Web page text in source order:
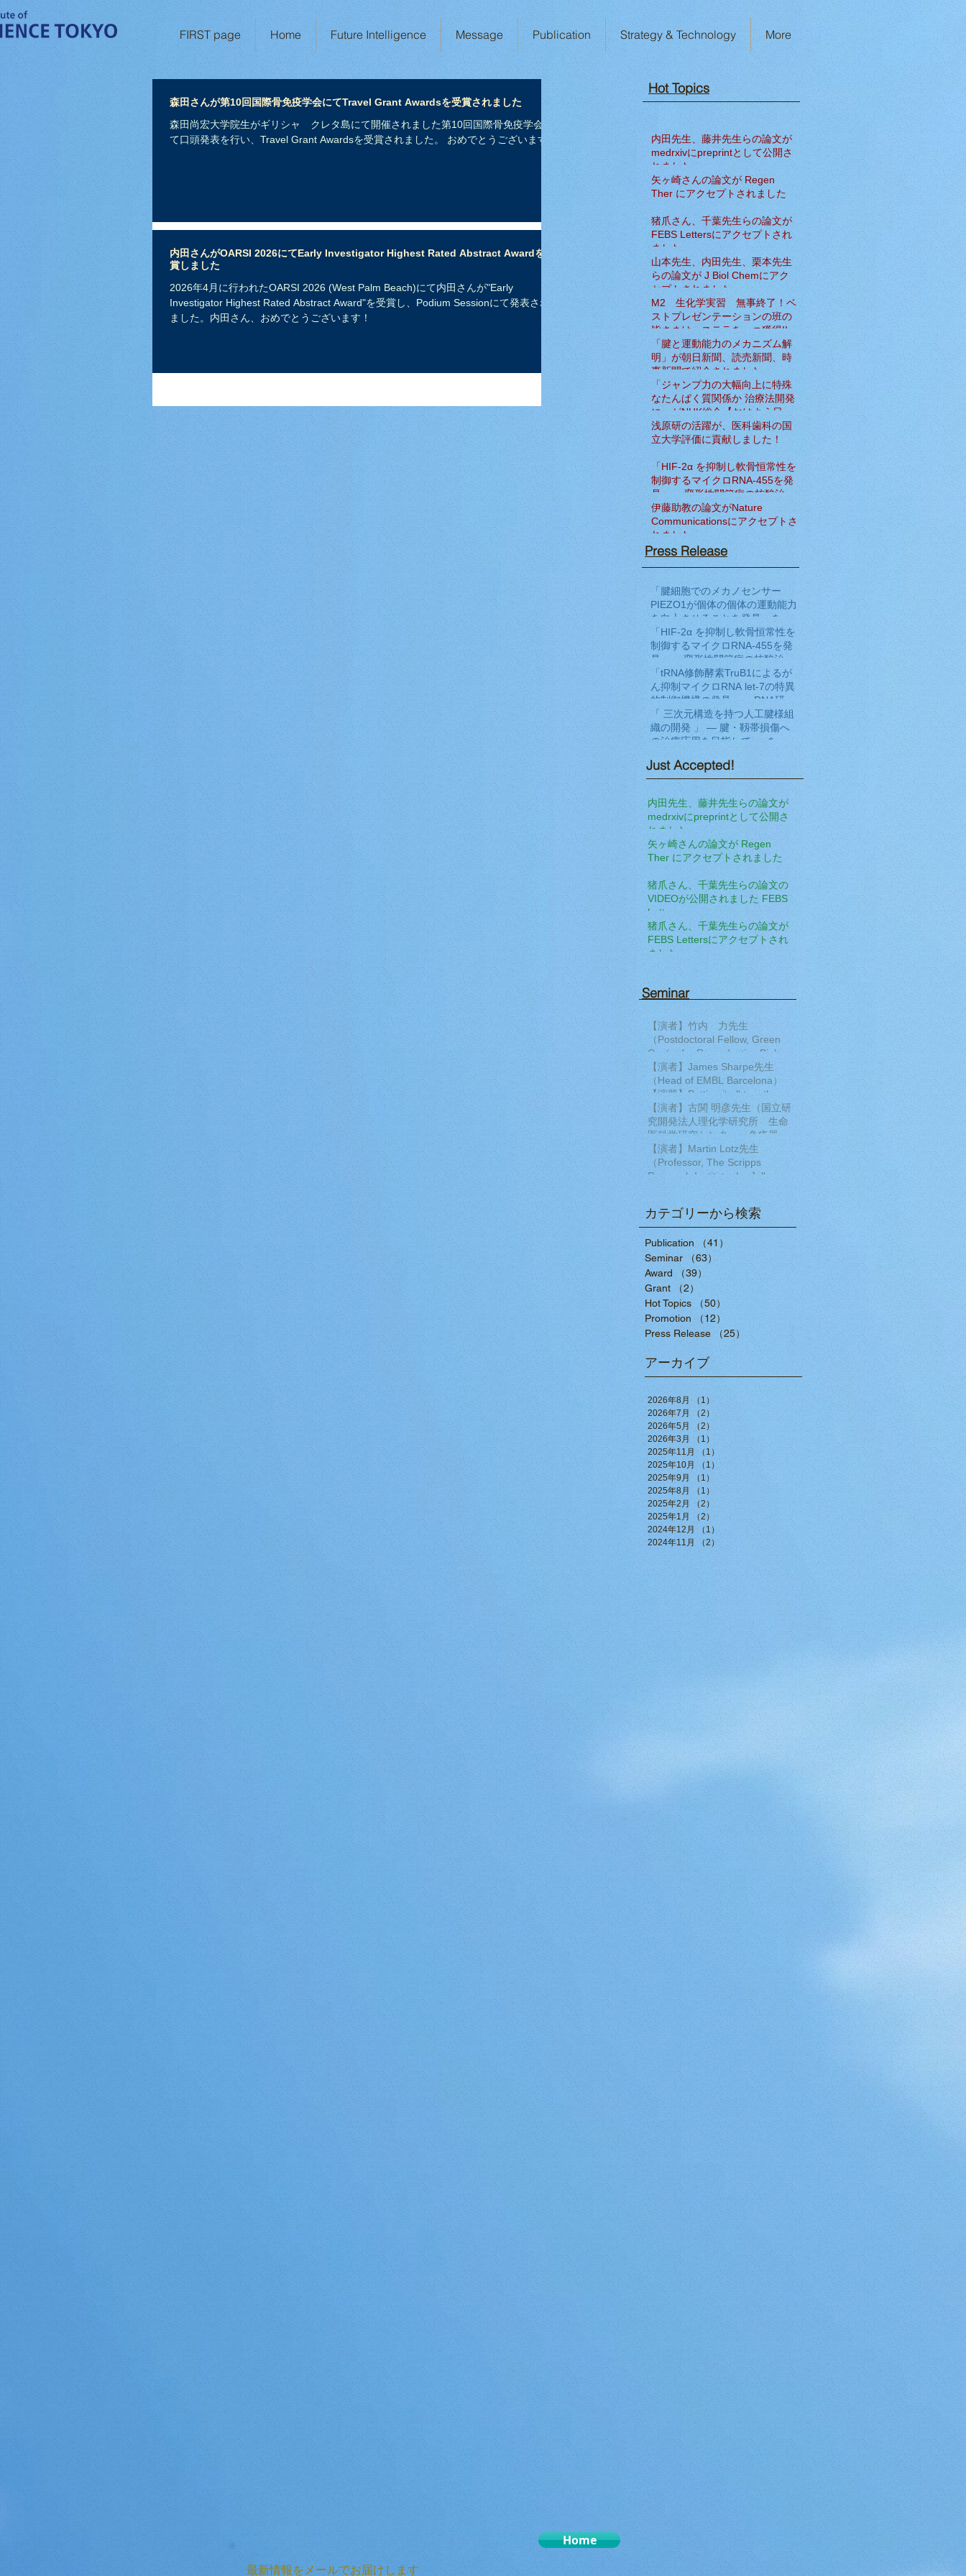
FIRST page Home Future Intelligence Message Publication Strategy & Technology More
森田さんが第10回国際骨免疫学会にてTravel Grant Awardsを受賞されました
森田尚宏大学院生がギリシャ クレタ島にて開催されました第10回国際骨免疫学会に
て口頭発表を行い、Travel Grant Awardsを受賞されました。 おめでとうございます！
内田さんがOARSI 2026にてEarly Investigator Highest Rated Abstract Awardを受
賞しました
2026年4月に行われたOARSI 2026 (West Palm Beach)にて内田さんが"Early
Investigator Highest Rated Abstract Award"を受賞し、Podium Sessionにて発表され
ました。内田さん、おめでとうございます！
最新情報をメールでお届けします
Home
Hot Topics​
内田先生、藤井先生らの論文が
medrxivにpreprintとして公開さ
れました
矢ヶ崎さんの論文が Regen
Ther にアクセプトされました
猪爪さん、千葉先生らの論文が
FEBS Lettersにアクセプトされ
ました
山本先生、内田先生、栗本先生
らの論文が J Biol Chemにアク
セプトされました
M2 生化学実習 無事終了！ベ
ストプレゼンテーションの班の
皆さまは、ステラを一つ獲得!!
「腱と運動能力のメカニズム解
明」が朝日新聞、読売新聞、時
事新聞で紹介されました
「ジャンプ力の大幅向上に特殊
なたんぱく質関係か 治療法開発
に」がNHK総合【おはよう日
本】で紹介されました
浅原研の活躍が、医科歯科の国
立大学評価に貢献しました！
「HIF-2α を抑制し軟骨恒常性を
制御するマイクロRNA-455を発
見」― 変形性関節症の核酸治療
法開発へ期待 ―をNat Commun
に発表
伊藤助教の論文がNature
Communicationsにアクセプトさ
れました
Press Release
「腱細胞でのメカノセンサー
PIEZO1が個体の個体の運動能力
を向上させることを発見」を
Science Translational Medicine
に発表
「HIF-2α を抑制し軟骨恒常性を
制御するマイクロRNA-455を発
見」― 変形性関節症の核酸治療
法開発へ期待 ―をNat Commun
に発表
「tRNA修飾酵素TruB1によるが
ん抑制マイクロRNA let-7の特異
的制御機構の発見」― RNA研究
の新展開と新規がん病態解明へ
の期待 ―をEMBO Jに発表
「 三次元構造を持つ人工腱様組
織の開発 」 ― 腱・靱帯損傷へ
の治療応用を目指して ― を
Frontiers in Cell and
Developmental Biologyに発表
Just Accepted!
内田先生、藤井先生らの論文が
medrxivにpreprintとして公開さ
れました
矢ヶ崎さんの論文が Regen
Ther にアクセプトされました
猪爪さん、千葉先生らの論文の
VIDEOが公開されました FEBS
Letters
猪爪さん、千葉先生らの論文が
FEBS Lettersにアクセプトされ
ました
Seminar​
【演者】竹内 力先生
（Postdoctoral Fellow, Green
Center for Reproductive Biology
Sciences, University of Texas
Southwestern ）【演題】
Transcription factor regulatory
networks during human cardiac
differentiation
【演者】James Sharpe先生
（Head of EMBL Barcelona）
【演題】Putting it all together:
Building a 4D multiscale model
of limb development
【演者】古関 明彦先生（国立研
究開発法人理化学研究所 生命
医科学研究センター 免疫器官
形成研究チーム チームディレ
クター）【演題】ポリコム群の
発生過程とDNA損傷修復におけ
る作用
【演者】Martin Lotz先生
（Professor, The Scripps
Research Institute, La Jolla,
California）【演題】MULTI-
DIMENSIONAL ANALYSIS OF
THE HUMAN KNEE AS AN
ORGAN TO DISCOVER
MECHANISMS OF TISSUE
DAMAGE AND PAIN IN OSTEO
カテゴリーから検索
Publication （41）
41件の記事
Seminar （63） 63件の記事
Award
（39）
39件の記事
Grant
（2） 2件の記事
Hot Topics
（50） 50件の記事
Promotion （12） 12件の記事
Press Release （25）25件の記事
アーカイブ
2026年8月 （1）1件の記事
2026年7月 （2） 2件の記事
2026年5月
（2）
2件の記事
2026年3月
（1） 1件の記事
2025年11月 （1） 1件の記事
2025年10月 （1）1件の記事
2025年9月
（1） 1件の記事
2025年8月 （1） 1件の記事
2025年2月 （2） 2件の記事
2025年1月
（2） 2件の記事
2024年12月
（1） 1件の記事
2024年11月
（2） 2件の記事